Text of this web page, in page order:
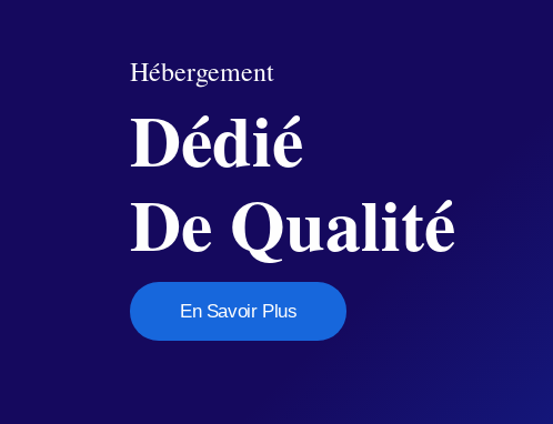
Hébergement
Dédié
De Qualité
En Savoir Plus